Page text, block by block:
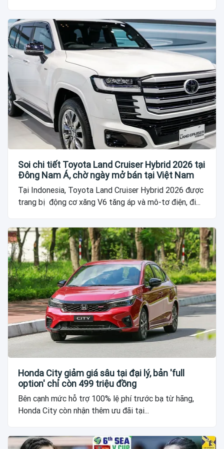
Soi chi tiết Toyota Land Cruiser Hybrid 2026 tại
Đông Nam Á, chờ ngày mở bán tại Việt Nam
Tại Indonesia, Toyota Land Cruiser Hybrid 2026 được
trang bị động cơ xăng V6 tăng áp và mô-tơ điện, đi...
Honda City giảm giá sâu tại đại lý, bản 'full
option' chỉ còn 499 triệu đồng
Bên cạnh mức hỗ trợ 100% lệ phí trước bạ từ hãng,
Honda City còn nhận thêm ưu đãi tại...